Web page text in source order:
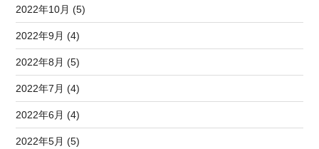
2022年10月 (5)
2022年9月 (4)
2022年8月 (5)
2022年7月 (4)
2022年6月 (4)
2022年5月 (5)